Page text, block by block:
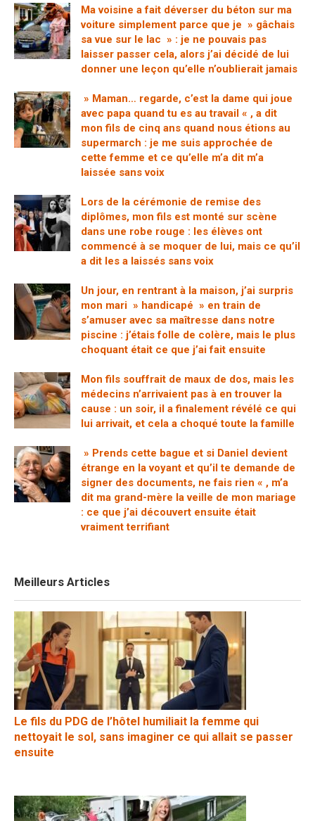
Ma voisine a fait déverser du béton sur ma
voiture simplement parce que je » gâchais
sa vue sur le lac » : je ne pouvais pas
laisser passer cela, alors j’ai décidé de lui
donner une leçon qu’elle n’oublierait jamais
» Maman… regarde, c’est la dame qui joue
avec papa quand tu es au travail « , a dit
mon fils de cinq ans quand nous étions au
supermarch : je me suis approchée de
cette femme et ce qu’elle m’a dit m’a
laissée sans voix
Lors de la cérémonie de remise des
diplômes, mon fils est monté sur scène
dans une robe rouge : les élèves ont
commencé à se moquer de lui, mais ce qu’il
a dit les a laissés sans voix
Un jour, en rentrant à la maison, j’ai surpris
mon mari » handicapé » en train de
s’amuser avec sa maîtresse dans notre
piscine : j’étais folle de colère, mais le plus
choquant était ce que j’ai fait ensuite
Mon fils souffrait de maux de dos, mais les
médecins n’arrivaient pas à en trouver la
cause : un soir, il a finalement révélé ce qui
lui arrivait, et cela a choqué toute la famille
» Prends cette bague et si Daniel devient
étrange en la voyant et qu’il te demande de
signer des documents, ne fais rien « , m’a
dit ma grand-mère la veille de mon mariage
: ce que j’ai découvert ensuite était
vraiment terrifiant
Meilleurs Articles
Le fils du PDG de l’hôtel humiliait la femme qui
nettoyait le sol, sans imaginer ce qui allait se passer
ensuite